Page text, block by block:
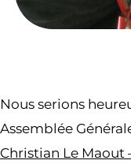
Nous serions
Assemblée
Christian Le Maout